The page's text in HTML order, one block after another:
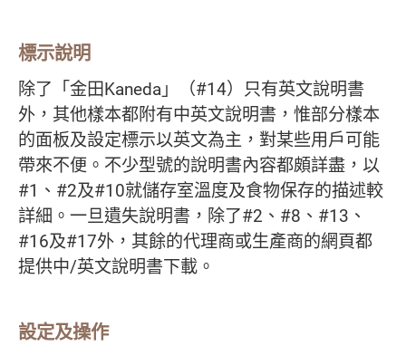
標示說明
除了「金田Kaneda」（#14）只有英文說明書
外，其他樣本都附有中英文說明書，惟部分樣本
的面板及設定標示以英文為主，對某些用戶可能
帶來不便。不少型號的說明書內容都頗詳盡，以
#1、#2及#10就儲存室溫度及食物保存的描述較
詳細。一旦遺失說明書，除了#2、#8、#13、
#16及#17外，其餘的代理商或生產商的網頁都
提供中/英文說明書下載。
設定及操作